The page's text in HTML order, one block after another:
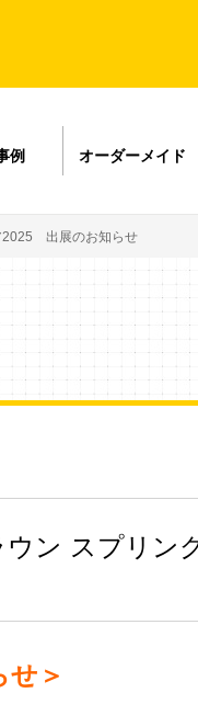
例 オーダーメイド
2025 出展のお知らせ
ン スプリン
せ＞